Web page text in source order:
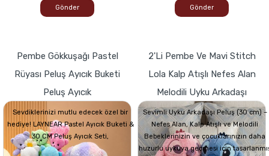
Gönder Gönder
Pembe Gökkuşağı Pastel
Rüyası Peluş Ayıcık Buketi
Peluş Ayıcık
Sevdiklerinizi mutlu edecek özel bir
hediye! LAYNEAR Pastel Ayıcık Buketi &
30 CM Peluş Ayıcık Seti,
2'li Pembe Ve Mavi Stitch
Lola Kalp Atışlı Nefes Alan
Melodili Uyku Arkadaşı
Sevimli Uyku Arkadaşı Peluş (30 cm) –
Nefes Alan, Kalp Atışlı ve Melodili
Bebeklerinizin ve çocuklarınızın daha
huzurlu uykuya geçmesi için